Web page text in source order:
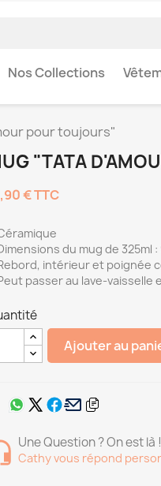
Nos Collections
pour toujours"
"TATA
€TTC
du mug de 325ml
intérieur et poignée
passer au lave-vaisselle
Ajouter au
Une Question ? On est là !
Cathy vous répond